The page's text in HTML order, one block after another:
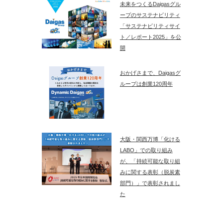
未来をつくるDaigasグル
ープのサステナビリティ
「サステナビリティサイ
ト／レポート2025」を公
開
おかげさまで、Daigasグ
ループは創業120周年
大阪・関西万博「化ける
LABO」での取り組み
が、「持続可能な取り組
みに関する表彰（脱炭素
部門）」で表彰されまし
た